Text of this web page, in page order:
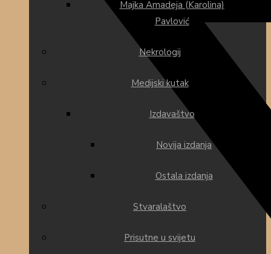
Majka Amadeja (Karolina)
Pavlović
Nekrologij
Medijski kutak
Izdavaštvo
Novija izdanja
Ostala izdanja
Stvaralaštvo
Prisutne u svijetu